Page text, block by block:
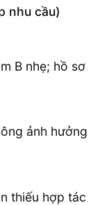
nhu cầu)
B nhẹ; hồ sơ
ảnh hưởng
thiếu hợp tác